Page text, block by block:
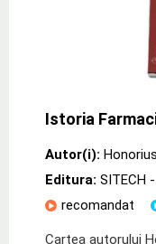
Istoria
Autor(i):
Editura: SITECH
recomandat
Cartea autorului